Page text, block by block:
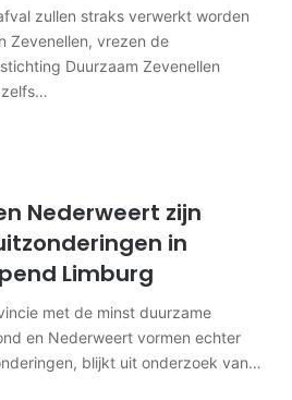
zullen straks verwerkt worden
Zevenellen, vrezen de
Duurzaam Zevenellen
Nederweert zijn
in
Limburg
met de minst duurzame
en Nederweert vormen echter
blijkt uit onderzoek van…